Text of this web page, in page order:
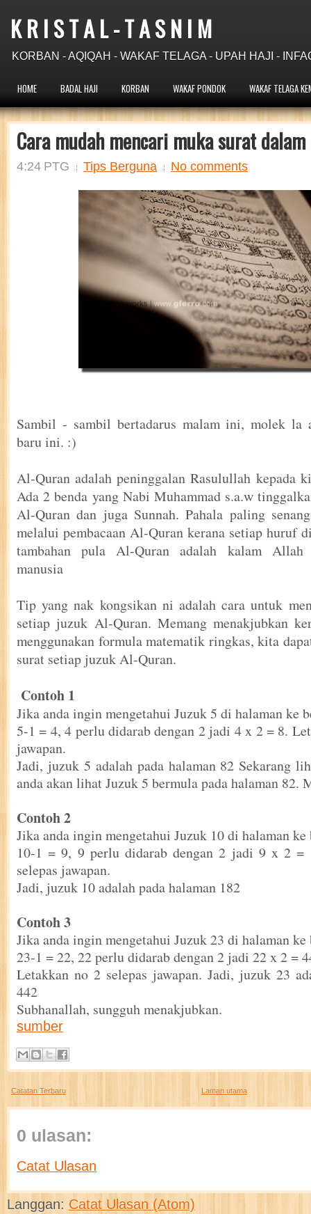
K R I S T A L - T A S N I M
KORBAN - AQIQAH - WAKAF TELAGA - UPAH HAJI -
HOME BADAL HAJI KORBAN WAKAF PONDOK WAKAF TELAGA
Cara mudah mencari muka surat dalam
4:24 PTG Tips Berguna No comments
Sambil - sambil bertadarus malam ini, molek la
baru ini. :)
Al-Quran adalah peninggalan Rasulullah kepada
Ada 2 benda yang Nabi Muhammad s.a.w
Al-Quran dan juga Sunnah. Pahala paling
melalui pembacaan Al-Quran kerana setiap huruf
tambahan pula Al-Quran adalah kalam Allah
manusia
Tip yang nak kongsikan ni adalah cara untuk
setiap juzuk Al-Quran. Memang menakjubkan
menggunakan formula matematik ringkas, kita
surat setiap juzuk Al-Quran.
Contoh 1
Jika anda ingin mengetahui Juzuk 5 di halaman ke
5-1 = 4, 4 perlu didarab dengan 2 jadi 4 x 2 = 8.
jawapan.
Jadi, juzuk 5 adalah pada halaman 82 Sekarang
anda akan lihat Juzuk 5 bermula pada halaman 82.
Contoh 2
Jika anda ingin mengetahui Juzuk 10 di halaman ke
10-1 = 9, 9 perlu didarab dengan 2 jadi 9 x 2 =
selepas jawapan.
Jadi, juzuk 10 adalah pada halaman 182
Contoh 3
Jika anda ingin mengetahui Juzuk 23 di halaman ke
23-1 = 22, 22 perlu didarab dengan 2 jadi 22 x 2 =
Letakkan no 2 selepas jawapan. Jadi, juzuk 23
442
Subhanallah, sungguh menakjubkan.
sumber
Catatan Terbaru Laman utama
0 ulasan:
Catat Ulasan
Langgan: Catat Ulasan (Atom)